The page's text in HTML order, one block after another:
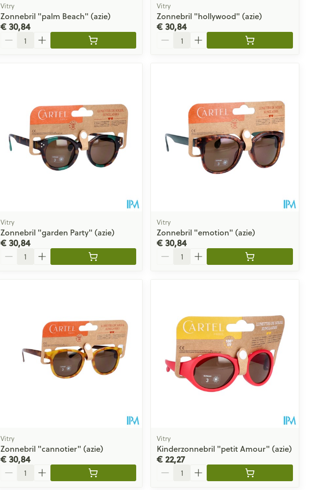
Vitry
Zonnebril "palm Beach" (azie)
€ 30,84
Vitry
Zonnebril "hollywood" (azie)
€ 30,84
Vitry
Zonnebril "garden Party" (azie)
€ 30,84
Vitry
Zonnebril "emotion" (azie)
€ 30,84
Vitry
Zonnebril "cannotier" (azie)
€ 30,84
Vitry
Kinderzonnebril "petit Amour" (azie)
€ 22,27